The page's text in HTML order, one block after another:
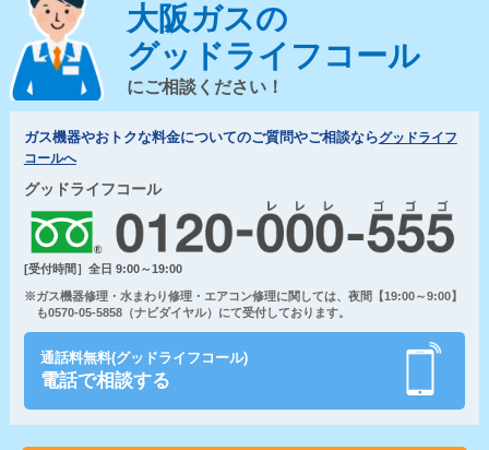
大阪ガスの
グッドライフコール
にご相談ください！
ガス機器やおトクな料金についてのご質問やご相談ならグッドライフ
コールへ
グッドライフコール
[受付時間］全日 9:00～19:00
※ガス機器修理・水まわり修理・エアコン修理に関しては、夜間【19:00～9:00】
も0570-05-5858（ナビダイヤル）にて受付しております。
通話料無料(グッドライフコール)
電話で相談する